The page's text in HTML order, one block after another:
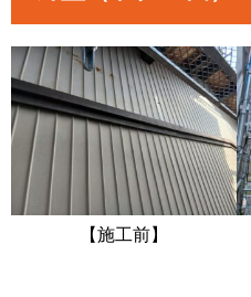
【施工前】